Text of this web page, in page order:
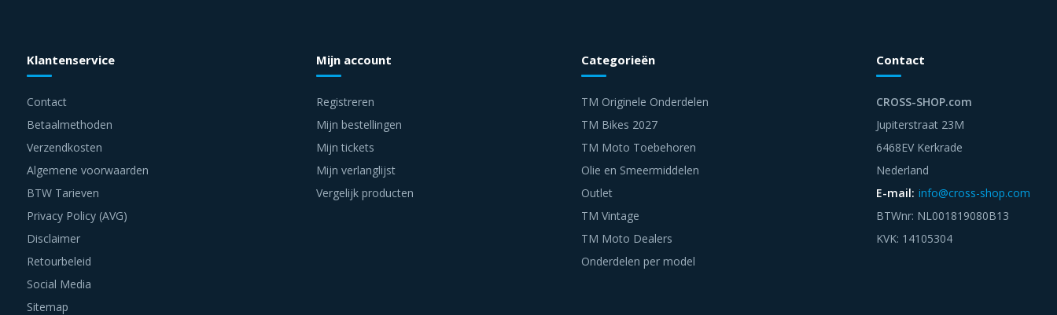
Klantenservice
Contact
Betaalmethoden
Verzendkosten
Algemene voorwaarden
BTW Tarieven
Privacy Policy (AVG)
Disclaimer
Retourbeleid
Social Media
Sitemap
Mijn account
Registreren
Mijn bestellingen
Mijn tickets
Mijn verlanglijst
Vergelijk producten
Categorieën
TM Originele Onderdelen
TM Bikes 2027
TM Moto Toebehoren
Olie en Smeermiddelen
Outlet
TM Vintage
TM Moto Dealers
Onderdelen per model
Contact
CROSS-SHOP.com
Jupiterstraat 23M
6468EV Kerkrade
Nederland
E-mail: info@cross-shop.com
BTWnr: NL001819080B13
KVK: 14105304